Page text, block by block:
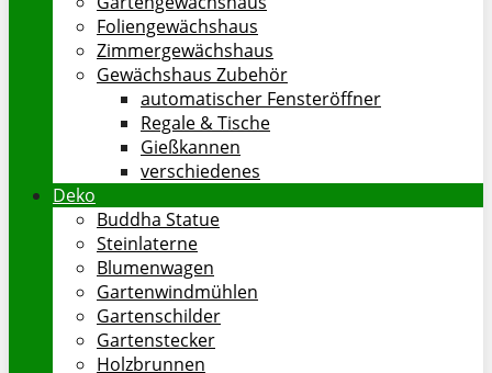
Foliengewächshaus
Zimmergewächshaus
Gewächshaus Zubehör
automatischer Fensteröffner
Regale & Tische
Gießkannen
verschiedenes
Deko
Buddha Statue
Steinlaterne
Blumenwagen
Gartenwindmühlen
Gartenschilder
Gartenstecker
Holzbrunnen